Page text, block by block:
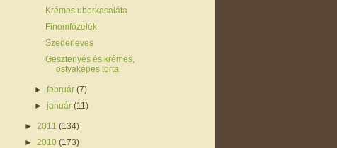
Krémes uborkasaláta
Finomfőzelék
Szederleves
Gesztenyés és krémes,
ostyaképes torta
►február(7)
►január(11)
► 2011 (134)
► 2010 (173)